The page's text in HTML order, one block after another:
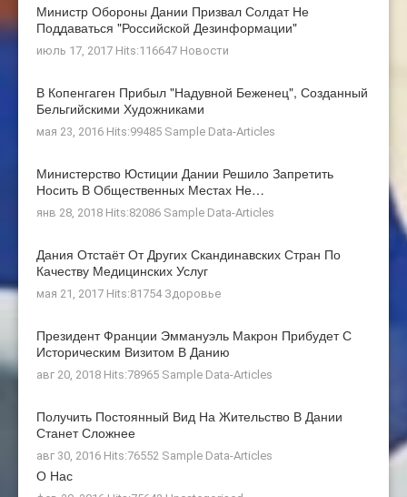
Министр Обороны Дании Призвал Солдат Не
Поддаваться "российской Дезинформации"
июль 17, 2017 Hits:116647 Новости
В Копенгаген Прибыл "Надувной Беженец", Созданный
Бельгийскими Художниками
мая 23, 2016 Hits:99485 Sample Data-Articles
Министерство Юстиции Дании Решило Запретить
Носить В Общественных Местах Не…
янв 28, 2018 Hits:82086 Sample Data-Articles
Дания Отстаёт От Других Скандинавских Стран По
Качеству Медицинских Услуг
мая 21, 2017 Hits:81754 Здоровье
Президент Франции Эммануэль Макрон Прибудет С
Историческим Визитом В Данию
авг 20, 2018 Hits:78965 Sample Data-Articles
Получить Постоянный Вид На Жительство В Дании
Станет Сложнее
авг 30, 2016 Hits:76552 Sample Data-Articles
О Нас